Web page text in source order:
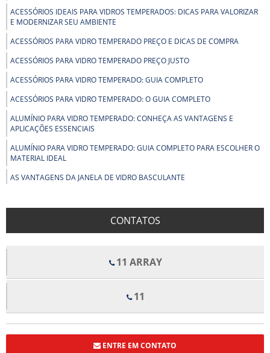
ACESSÓRIOS IDEAIS PARA VIDROS TEMPERADOS: DICAS PARA VALORIZAR
E MODERNIZAR SEU AMBIENTE
ACESSÓRIOS PARA VIDRO TEMPERADO PREÇO E DICAS DE COMPRA
ACESSÓRIOS PARA VIDRO TEMPERADO PREÇO JUSTO
ACESSÓRIOS PARA VIDRO TEMPERADO: GUIA COMPLETO
ACESSÓRIOS PARA VIDRO TEMPERADO: O GUIA COMPLETO
ALUMÍNIO PARA VIDRO TEMPERADO: CONHEÇA AS VANTAGENS E
APLICAÇÕES ESSENCIAIS
ALUMÍNIO PARA VIDRO TEMPERADO: GUIA COMPLETO PARA ESCOLHER O
MATERIAL IDEAL
AS VANTAGENS DA JANELA DE VIDRO BASCULANTE
BENEFÍCIOS DOS FORROS DE FIBRA MINERAL PARA CONFORTO E
QUALIDADE ACÚSTICA EM AMBIENTES
FUNCIONALIDADE PARA SEU BANHEIRO
BOX DE VIDRO ELEGANCE TRANSFORMA ESPAÇOS COM ESTILO E
CONTATOS
11 ARRAY
11
ENTRE EM CONTATO